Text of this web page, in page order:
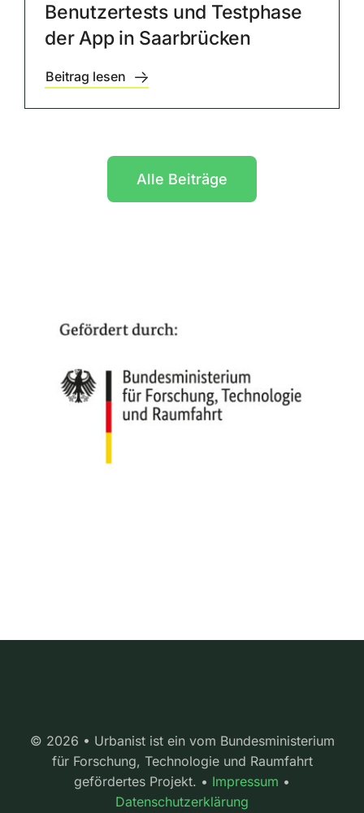
Benutzertests und Testphase
der App in Saarbrücken
Beitrag lesen
Alle Beiträge
© 2026 • Urbanist ist ein vom Bundesministerium
für Forschung, Technologie und Raumfahrt
gefördertes Projekt. • Impressum •
Datenschutzerklärung